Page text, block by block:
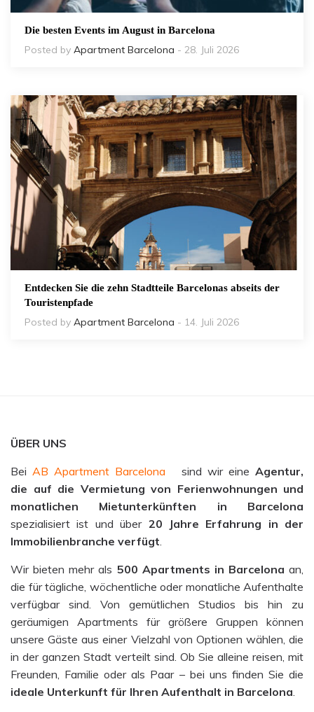
Die besten Events im August in Barcelona
Posted by Apartment Barcelona - 28. Juli 2026
Entdecken Sie die zehn Stadtteile Barcelonas abseits der
Touristenpfade
Posted by Apartment Barcelona - 14. Juli 2026
ÜBER UNS
Bei AB Apartment Barcelona sind wir eineAgentur,
die auf die Vermietung von Ferienwohnungen und
monatlichen Mietunterkünften in Barcelona
spezialisiert ist und über 20 Jahre Erfahrung in der
Immobilienbranche verfügt.
Wir bieten mehr als 500 Apartments in Barcelona an,
die für tägliche, wöchentliche oder monatliche Aufenthalte
verfügbar sind. Von gemütlichen Studios bis hin zu
geräumigen Apartments für größere Gruppen können
unsere Gäste aus einer Vielzahl von Optionen wählen, die
in der ganzen Stadt verteilt sind. Ob Sie alleine reisen, mit
Freunden, Familie oder als Paar – bei uns finden Sie die
ideale Unterkunft für Ihren Aufenthalt in Barcelona.